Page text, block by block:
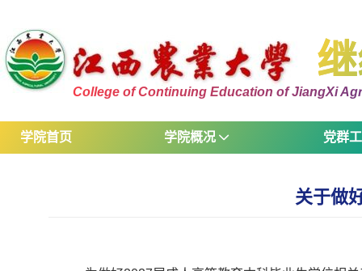
College of Continuing Education of JiangXi
学院首页 学院概况 党群
关于做